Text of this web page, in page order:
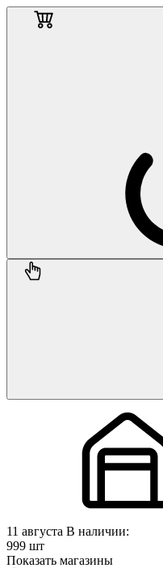
11 августа В наличии:
999 шт
Показать магазины